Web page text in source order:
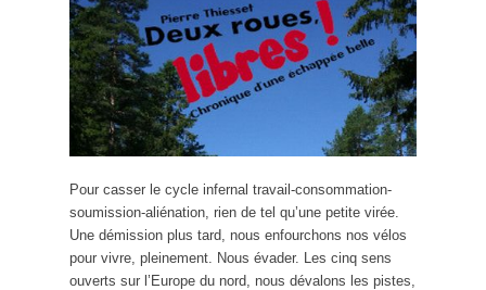
Pour casser le cycle infernal travail-consommation-
soumission-aliénation, rien de tel qu’une petite virée.
Une démission plus tard, nous enfourchons nos vélos
pour vivre, pleinement. Nous évader. Les cinq sens
ouverts sur l’Europe du nord, nous dévalons les pistes,